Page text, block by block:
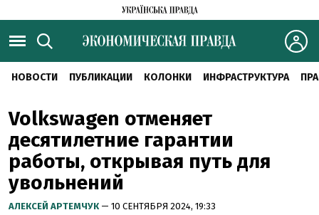
НОВОСТИ ПУБЛИКАЦИИ КОЛОНКИ ИНФРАСТРУКТУРА
Volkswagen отменяет
десятилетние гарантии
работы, открывая путь для
увольнений
АЛЕКСЕЙ АРТЕМЧУК — 10 СЕНТЯБРЯ 2024, 19:33